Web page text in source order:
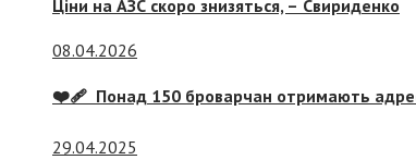
Ціни на АЗС скоро знизяться, – Свириденко
08.04.2026
❤️‍🩹 Понад 150 броварчан отримають
29.04.2025